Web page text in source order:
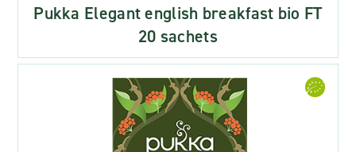
Pukka Elegant english breakfast bio FT
20 sachets